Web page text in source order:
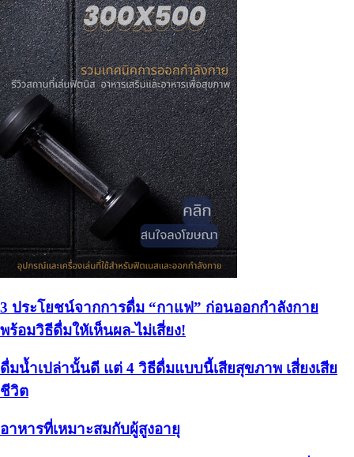
3 ประโยชน์จากการดื่ม “กาแฟ” ก่อนออกกำลังกาย
พร้อมวิธีดื่มใหัเห็นผล-ไม่เสี่ยง!
ดื่มน้ำเปล่านั้นดี แต่ 4 วิธีดื่มแบบนี้เสียสุขภาพ เสี่ยงเสีย
ชีวิต
อาหารที่เหมาะสมกับผู้สูงอายุ